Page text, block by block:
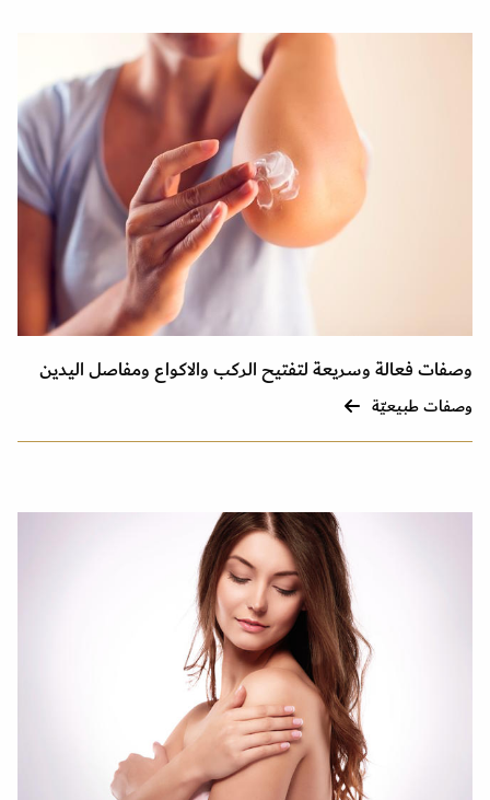
وصفات فعالة وسريعة لتفتيح الركب والاكواع ومفاصل اليدين
وصفات طبيعيّة